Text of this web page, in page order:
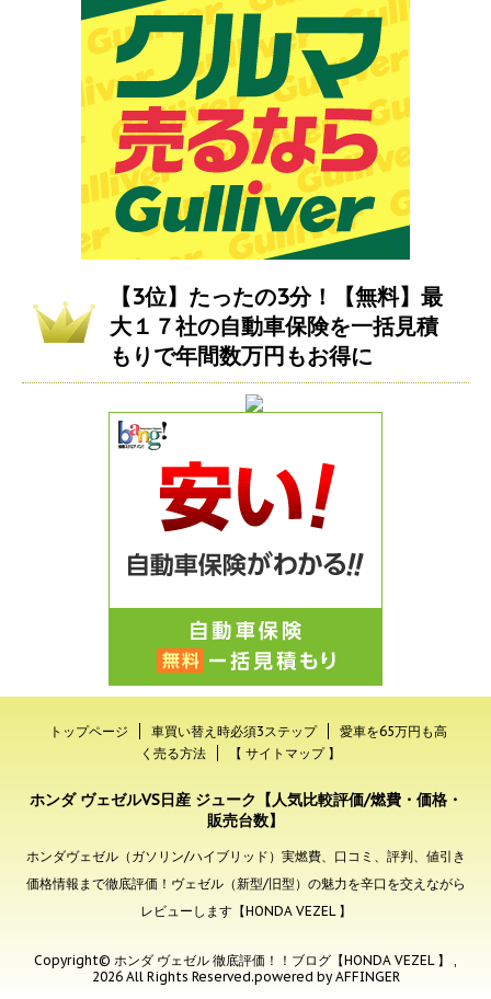
【3位】たったの3分！【無料】最
大１７社の自動車保険を一括見積
もりで年間数万円もお得に
トップページ 車買い替え時必須3ステップ
愛車を65万円も高
く売る方法
【 サイトマップ 】
ホンダ ヴェゼルVS日産 ジューク【人気比較評価/燃費・価格・
販売台数】
ホンダヴェゼル（ガソリン/ハイブリッド）実燃費、口コミ、評判、値引き
価格情報まで徹底評価！ヴェゼル（新型/旧型）の魅力を辛口を交えながら
レビューします【HONDA VEZEL 】
Copyright© ホンダ ヴェゼル 徹底評価！！ブログ【HONDA VEZEL 】 ,
2026 All Rights Reserved.powered by AFFINGER